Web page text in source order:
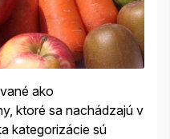
ako
ktoré sa nachádzajú v
kategorizácie sú